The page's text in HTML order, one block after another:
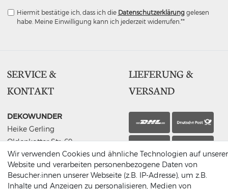
Hiermit bestätige ich, dass ich die Daten­schutz­erklärunggelesen
habe. Meine Einwilligung kann ich jederzeit widerrufen.**
SERVICE &
KONTAKT
DEKOWUNDER
Heike Gerling
Oldenkotter Str. 69
48691 Vreden
Germany
(0049) 2564 / 950 90 00
LIEFERUNG &
VERSAND
Wir verwenden Cookies und ähnliche Technologien auf unserer
Website und verarbeiten personenbezogene Daten von
Besucher:innen unserer Webseite (z.B. IP-Adresse), um z.B.
Inhalte und Anzeigen zu personalisieren, Medien von